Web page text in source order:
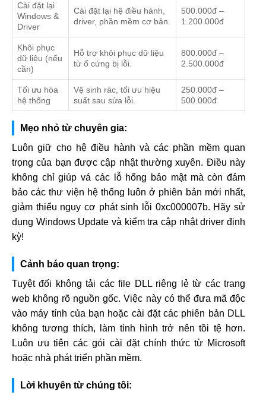
Cài đặt lại
Windows &
Driver
Cài đặt lại hệ điều hành,
driver, phần mềm cơ bản.
500.000đ –
1.200.000đ
Khôi phục
dữ liệu (nếu
cần)
Hỗ trợ khôi phục dữ liệu
từ ổ cứng bị lỗi.
800.000đ –
2.500.000đ
Tối ưu hóa
hệ thống
Vệ sinh rác, tối ưu hiệu
suất sau sửa lỗi.
250.000đ –
500.000đ
Mẹo nhỏ từ chuyên gia:
Luôn giữ cho hệ điều hành và các phần mềm quan
trọng của bạn được cập nhật thường xuyên. Điều này
không chỉ giúp vá các lỗ hổng bảo mật mà còn đảm
bảo các thư viện hệ thống luôn ở phiên bản mới nhất,
giảm thiểu nguy cơ phát sinh lỗi 0xc000007b. Hãy sử
dụng Windows Update và kiểm tra cập nhật driver định
kỳ!
Cảnh báo quan trọng:
Tuyệt đối không tải các file DLL riêng lẻ từ các trang
web không rõ nguồn gốc. Việc này có thể đưa mã độc
vào máy tính của bạn hoặc cài đặt các phiên bản DLL
không tương thích, làm tình hình trở nên tồi tệ hơn.
Luôn ưu tiên các gói cài đặt chính thức từ Microsoft
hoặc nhà phát triển phần mềm.
Lời khuyên từ chúng tôi: